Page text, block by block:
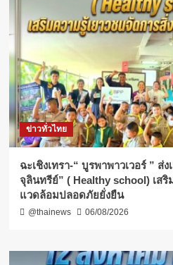
ข่าวทั่วไทย
ฉะเชิงเทรา-​“ บูรพาพาวเวอร์ ” ส่
จุลินทรีย์” ( Healthy school) เสริ
แวดล้อมปลอดภัยยั่งยืน
@thainews 06/08/2026